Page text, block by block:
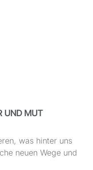
UND MUT
was hinter uns
neuen Wege und